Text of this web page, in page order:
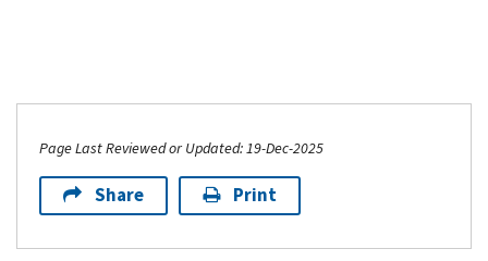
Page Last Reviewed or Updated: 19-Dec-2025
Share Print